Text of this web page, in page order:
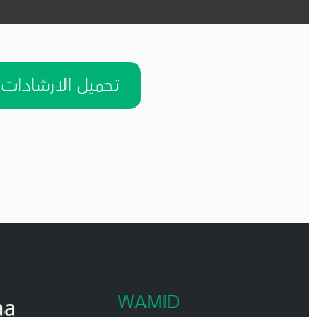
تحميل الارشادات
WAMID